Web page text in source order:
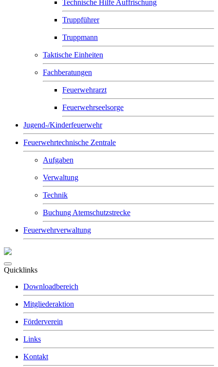
Technische Hilfe Auffrischung
Truppführer
Truppmann
Taktische Einheiten
Fachberatungen
Feuerwehrarzt
Feuerwehrseelsorge
Jugend-/Kinderfeuerwehr
Feuerwehrtechnische Zentrale
Aufgaben
Verwaltung
Technik
Buchung Atemschutzstrecke
Feuerwehrverwaltung
Quicklinks
Downloadbereich
Mitgliederaktion
Förderverein
Links
Kontakt